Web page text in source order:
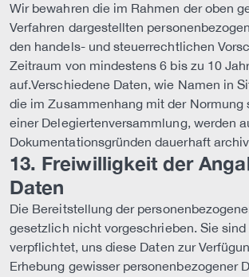
Wir bewahren die im Rahmen der oben
Verfahren dargestellten
den handels- und steuerrechtlichen
Zeitraum von mindestens 6 bis zu 10
auf.Verschiedene Daten, wie Namen in
die im Zusammenhang mit der Normung
einer Delegiertenversammlung, werden
Dokumentationsgründen dauerhaft
13. Freiwilligkeit der
Daten
Die Bereitstellung der
gesetzlich nicht vorgeschrieben. Sie
verpflichtet, uns diese Daten zur
Erhebung gewisser personenbezogener